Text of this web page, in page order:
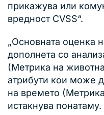
прикажува или
вредност CVSS“.
„Основната оценка
дополнета со
(Метрика на
атрибути кои може
на времето
истакнува понатаму.